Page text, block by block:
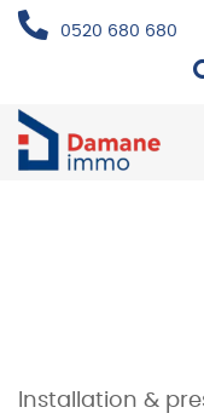
0520 680 680
Installation &